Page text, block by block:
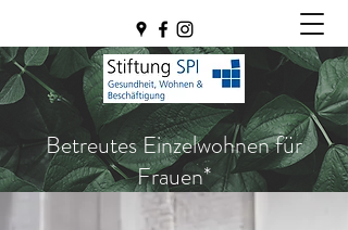
Betreutes Einzelwohnen für
Frauen*